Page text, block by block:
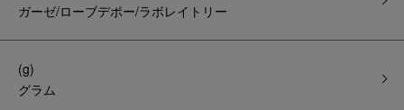
ガーゼ/ローブデポー/ラボレイトリー
(g)
グラム